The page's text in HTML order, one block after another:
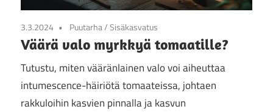
3.3.2024 Puutarha/Sisäkasvatus
Väärä valo myrkkyä tomaatille?
Tutustu, miten vääränlainen valo voi aiheuttaa
intumescence-häiriötä tomaateissa, johtaen
rakkuloihin kasvien pinnalla ja kasvun